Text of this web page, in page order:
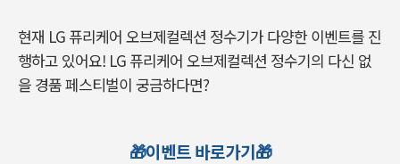
현재 LG 퓨리케어 오브제컬렉션 정수기가 다양한 이벤트를 진
행하고 있어요! LG 퓨리케어 오브제컬렉션 정수기의 다신 없
을 경품 페스티벌이 궁금하다면?
🎁이벤트 바로가기🎁